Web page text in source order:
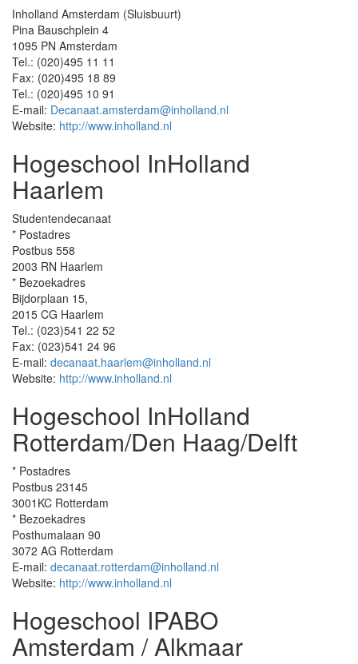
Inholland Amsterdam (Sluisbuurt)
Pina Bauschplein 4
1095 PN Amsterdam
Tel.: (020)495 11 11
Fax: (020)495 18 89
Tel.: (020)495 10 91
E-mail: Decanaat.amsterdam@inholland.nl
Website: http://www.inholland.nl
Hogeschool InHolland
Haarlem
Studentendecanaat
* Postadres
Postbus 558
2003 RN Haarlem
* Bezoekadres
Bijdorplaan 15,
2015 CG Haarlem
Tel.: (023)541 22 52
Fax: (023)541 24 96
E-mail: decanaat.haarlem@inholland.nl
Website: http://www.inholland.nl
Hogeschool InHolland
Rotterdam/Den Haag/Delft
* Postadres
Postbus 23145
3001KC Rotterdam
* Bezoekadres
Posthumalaan 90
3072 AG Rotterdam
E-mail: decanaat.rotterdam@inholland.nl
Website: http://www.inholland.nl
Hogeschool IPABO
Amsterdam / Alkmaar